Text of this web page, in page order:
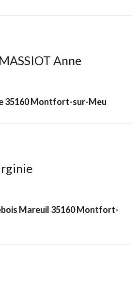
Anne
35160 Montfort-sur-Meu
Mareuil 35160 Montfort-